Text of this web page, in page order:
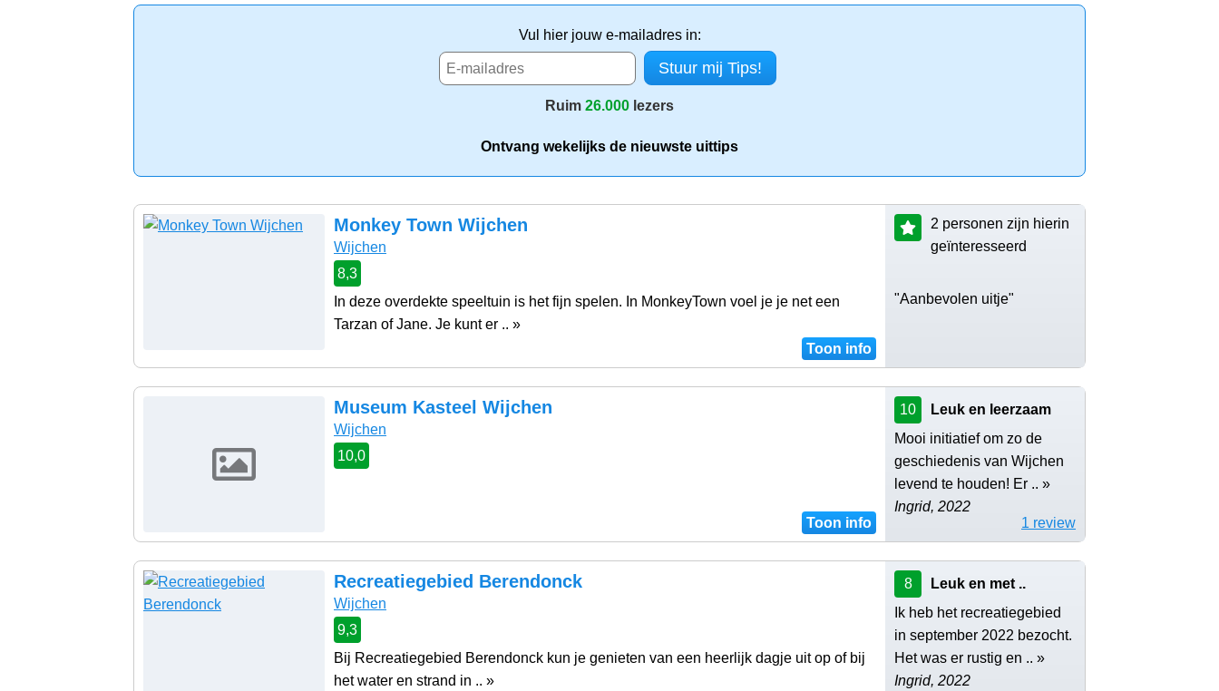
Vul hier jouw e-mailadres in:
Ruim 26.000 lezers
Ontvang wekelijks de nieuwste uittips
Monkey Town Wijchen
Wijchen
8,3
In deze overdekte speeltuin is het fijn spelen. In MonkeyTown voel je je net een
Tarzan of Jane. Je kunt er .. »
Toon info
2 personen zijn hierin
geïnteresseerd
"Aanbevolen uitje"
Museum Kasteel Wijchen
Wijchen
10,0
Toon info
10
Leuk en leerzaam
Mooi initiatief om zo de
geschiedenis van Wijchen
levend te houden! Er .. »
Ingrid, 2022
1 review
Recreatiegebied Berendonck
Wijchen
9,3
Bij Recreatiegebied Berendonck kun je genieten van een heerlijk dagje uit op of bij
het water en strand in .. »
8
Leuk en met ..
Ik heb het recreatiegebied
in september 2022 bezocht.
Het was er rustig en .. »
Ingrid, 2022